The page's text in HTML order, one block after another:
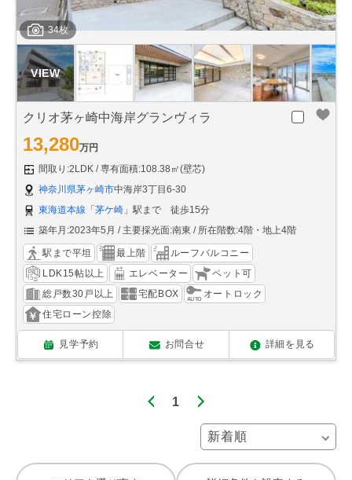
34枚
クリオ茅ヶ崎中海岸グランヴィラ
13,280万円
間取り:2LDK
専有面積:108.38㎡(壁芯)
神奈川県茅ヶ崎市中海岸3丁目6-30
東海道本線 「 茅ケ崎 」駅まで 徒歩15分
築年月:2023年5月
主要採光面:南東 所在階数:4階・地上4階
駅まで平坦 最上階
ルーフバルコニー
LDK15帖以上
エレベーター
ペット可
総戸数30戸以上
宅配BOX
オートロック
住宅ローン控除
見学予約 お問合せ 詳細を見る
1